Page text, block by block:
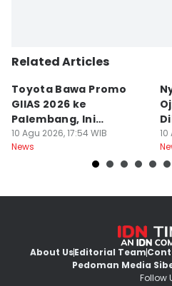
Related Articles
Toyota Bawa Promo
GIIAS 2026 ke
Palembang, Ini
Penawaran
Menariknya!
10 Agu 2026, 17:54 WIB
News
10
About UsEditorial Team
Pedoman Media
Follow